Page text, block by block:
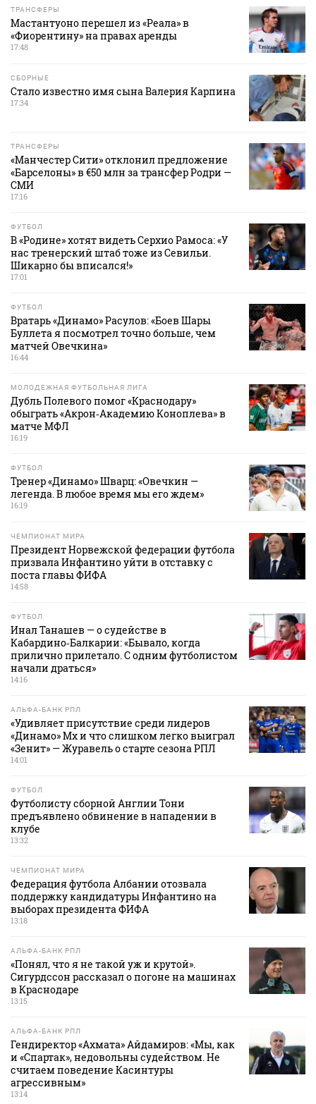
ТРАНСФЕРЫ
Мастантуоно перешел из «Реала» в
«Фиорентину» на правах аренды
17:48
СБОРНЫЕ
Стало известно имя сына Валерия Карпина
17:34
ТРАНСФЕРЫ
«Манчестер Сити» отклонил предложение
«Барселоны» в €50 млн за трансфер Родри —
СМИ
17:16
ФУТБОЛ
В «Родине» хотят видеть Серхио Рамоса: «У
нас тренерский штаб тоже из Севильи.
Шикарно бы вписался!»
17:01
ФУТБОЛ
Вратарь «Динамо» Расулов: «Боев Шары
Буллета я посмотрел точно больше, чем
матчей Овечкина»
16:44
МОЛОДЕЖНАЯ ФУТБОЛЬНАЯ ЛИГА
Дубль Полевого помог «Краснодару»
обыграть «Акрон‑Академию Коноплева» в
матче МФЛ
16:19
ФУТБОЛ
Тренер «Динамо» Шварц: «Овечкин —
легенда. В любое время мы его ждем»
16:19
ЧЕМПИОНАТ МИРА
Президент Норвежской федерации футбола
призвала Инфантино уйти в отставку с
поста главы ФИФА
14:58
ФУТБОЛ
Инал Танашев — о судействе в
Кабардино‑Балкарии: «Бывало, когда
прилично прилетало. С одним футболистом
начали драться»
14:16
АЛЬФА-БАНК РПЛ
«Удивляет присутствие среди лидеров
«Динамо» Мх и что слишком легко выиграл
«Зенит» — Журавель о старте сезона РПЛ
14:01
ФУТБОЛ
Футболисту сборной Англии Тони
предъявлено обвинение в нападении в
клубе
13:32
ЧЕМПИОНАТ МИРА
Федерация футбола Албании отозвала
поддержку кандидатуры Инфантино на
выборах президента ФИФА
13:18
АЛЬФА-БАНК РПЛ
«Понял, что я не такой уж и крутой».
Сигурдссон рассказал о погоне на машинах
в Краснодаре
13:15
АЛЬФА-БАНК РПЛ
Гендиректор «Ахмата» Айдамиров: «Мы, как
и «Спартак», недовольны судейством. Не
считаем поведение Касинтуры
агрессивным»
13:14